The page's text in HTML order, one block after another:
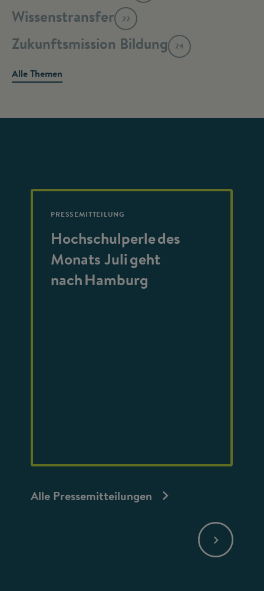
Wissenstransfer 22
Zukunftsmission Bildung 24
Alle Themen
PRESSEMITTEILUNG
Hochschulperle des
Monats Juli geht
nach Hamburg
Alle Pressemitteilungen